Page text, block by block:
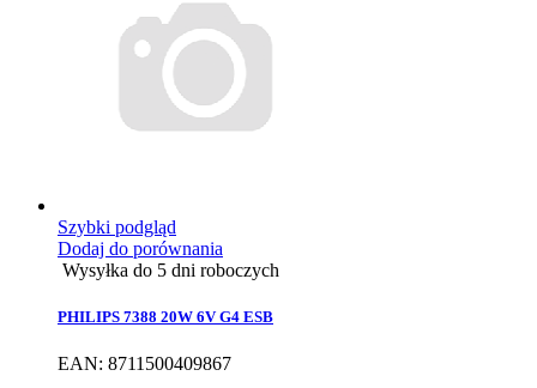
Szybki podgląd
Dodaj do porównania
Wysyłka do 5 dni roboczych
PHILIPS 7388 20W 6V G4 ESB
EAN: 8711500409867